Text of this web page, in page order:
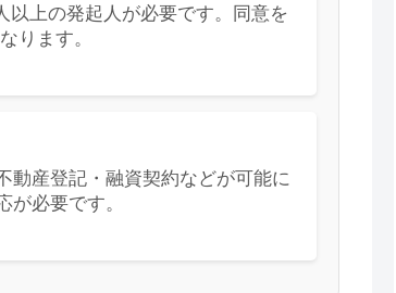
以上の発起人が必要です。同意を
ります。
動産登記・融資契約などが可能に
必要です。